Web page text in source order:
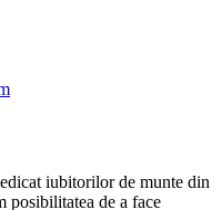
iubitorilor de munte din
posibilitatea de a face